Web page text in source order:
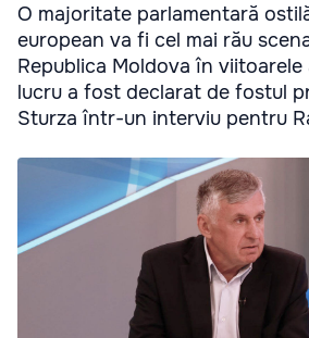
O majoritate parlamentară
european va fi cel mai rău
Republica Moldova în viitoarele
lucru a fost declarat de fostul
Sturza într-un interviu pentru